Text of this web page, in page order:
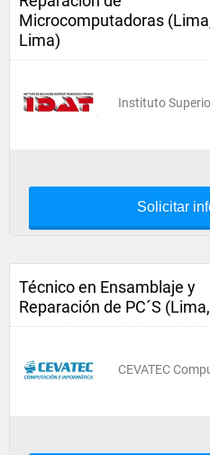
Microcomputadoras
Lima)
Instituto
Solicitar
Técnico en Ensamblaje y
Reparación de PC´S
CEVATEC